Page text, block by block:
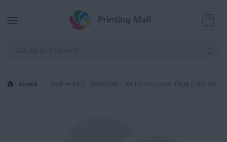
Acasă Brother MFC-J6957DW - Multifunctional Inkjet color A3